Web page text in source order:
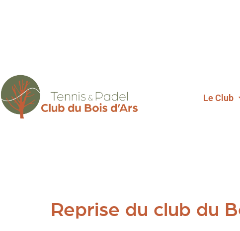
Le Club
Reprise du club du